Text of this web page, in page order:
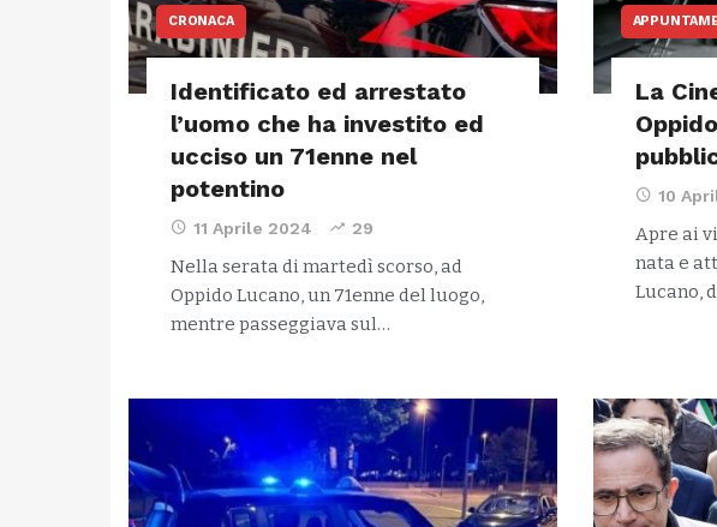
CRONACA
Identificato ed arrestato
l’uomo che ha investito ed
ucciso un 71enne nel
potentino
11 Aprile 2024 29
Nella serata di martedì scorso, ad
Oppido Lucano, un 71enne del luogo,
mentre passeggiava sul…
La
10
Apre ai
nata e
Lucano,